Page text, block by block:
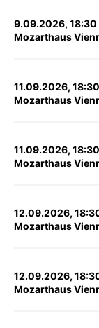
9.09.2026, 18:30
Mozarthaus
11.09.2026, 18:30
Mozarthaus
11.09.2026, 18:30
Mozarthaus
12.09.2026,
Mozarthaus
12.09.2026,
Mozarthaus